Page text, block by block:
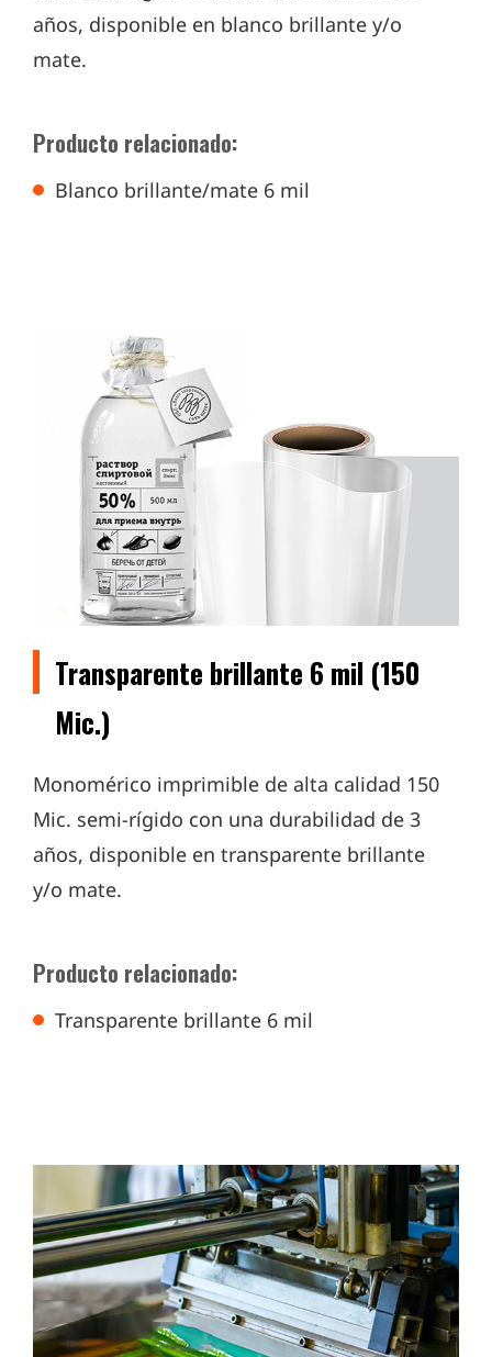
años, disponible en blanco brillante y/o
mate.
Producto relacionado:
Blanco brillante/mate 6 mil
Transparente brillante 6 mil (150
Mic.)
Monomérico imprimible de alta calidad 150
Mic. semi-rígido con una durabilidad de 3
años, disponible en transparente brillante
y/o mate.
Producto relacionado:
Transparente brillante 6 mil